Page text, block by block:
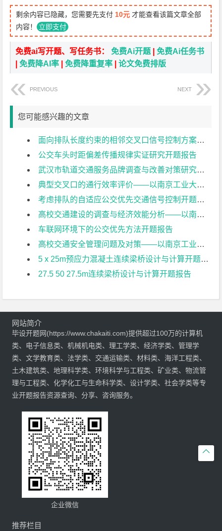
剩余内容已隐藏，您需要先支付 10元 才能查看该篇文章全部
内容！ 立即支付
免费ai写开题、写任务书：免费Ai开题 |免费Ai任务书
|免费降AI率 |免费降重复率 |论文免费排版
PREVIOUS NEXT
您可能感兴趣的文章
面向排队长度约束的相邻交叉口信号控制方案设计开题报告
公交车头时距偏差传播规律实证研究开题报告
武汉市轨道交通服务品牌调查与改善对策研究开题报告
典型交叉口的通行效率评价——以南京工业大学江浦校区周边为例开题报告
考虑排队的自适应公交优先交通信号控制开题报告
高校交通建设的调查与经济效能分析——以南京工业大学江浦校区为例开题报告
车联网环境下的公交优先方法开题报告
高校交通安全管理问题及对策——以南京工业大学江浦校区为例开题报告
5ⅹ25m预应力混凝土连续梁桥设计与计算开题报告
27.5 50 27.5m连续梁桥设计与计算开题报告

网站简介
毕设开题网(https://www.chakaiti.com)提供超过100万的计算机
类、电子信息类、机械机电类、理工学类、经济学类、管理学
类、文学教育类、法学类、交通运输类、材料类、海洋工程类、
土木建筑类、地理科学类、环境科学与工程类、矿业类、物流管
理与工程类、化学化工与生命科学类、设计学类、社会学类等专
业开题报告资源查询、分享、咨询服务。
企业微信
推荐栏目